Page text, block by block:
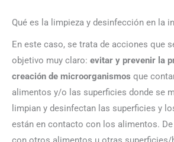
Qué es la limpieza y desinfección en la
En este caso, se trata de acciones que
objetivo muy claro: evitar y prevenir la
creación de microorganismos que
alimentos y/o las superficies donde se
limpian y desinfectan las superficies y
están en contacto con los alimentos.